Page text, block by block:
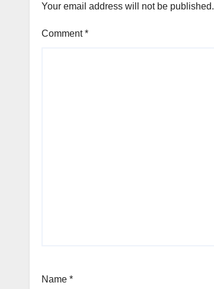
Your email address will not be published.
Comment*
Name *